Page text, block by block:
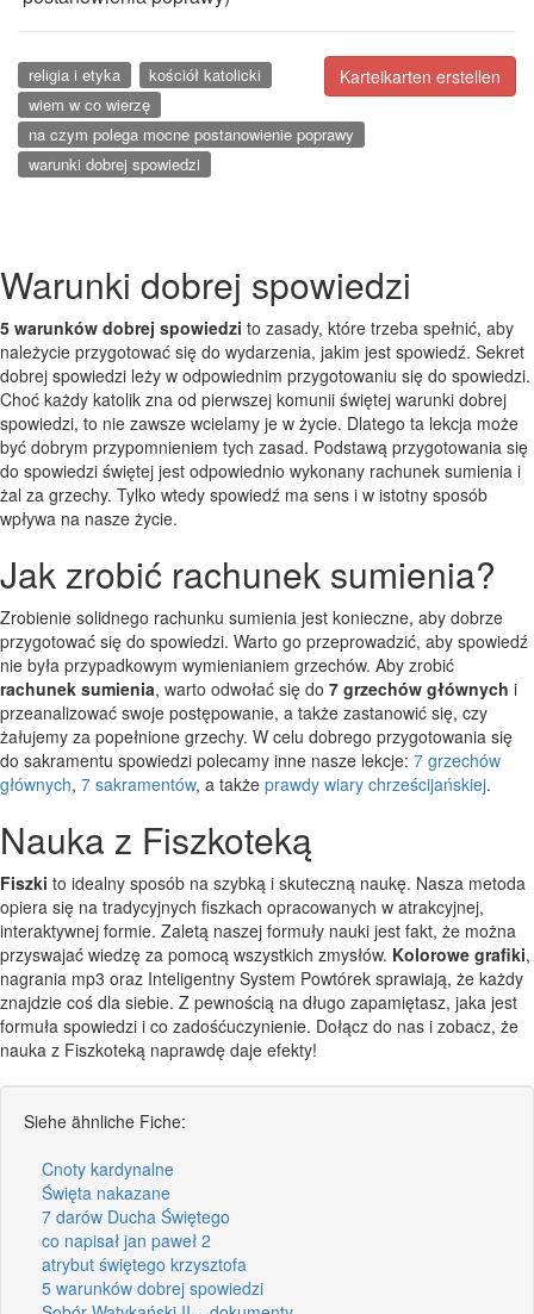
Karteikarten erstellen
religia i etyka
kościół katolicki
wiem w co wierzę
na czym polega mocne postanowienie poprawy
warunki dobrej spowiedzi
Warunki dobrej spowiedzi
5 warunków dobrej spowiedzi to zasady, które trzeba spełnić, aby
należycie przygotować się do wydarzenia, jakim jest spowiedź. Sekret
dobrej spowiedzi leży w odpowiednim przygotowaniu się do spowiedzi.
Choć każdy katolik zna od pierwszej komunii świętej warunki dobrej
spowiedzi, to nie zawsze wcielamy je w życie. Dlatego ta lekcja może
być dobrym przypomnieniem tych zasad. Podstawą przygotowania się
do spowiedzi świętej jest odpowiednio wykonany rachunek sumienia i
żal za grzechy. Tylko wtedy spowiedź ma sens i w istotny sposób
wpływa na nasze życie.
Jak zrobić rachunek sumienia?
Zrobienie solidnego rachunku sumienia jest konieczne, aby dobrze
przygotować się do spowiedzi. Warto go przeprowadzić, aby spowiedź
nie była przypadkowym wymienianiem grzechów. Aby zrobić
rachunek sumienia, warto odwołać się do 7 grzechów głównych i
przeanalizować swoje postępowanie, a także zastanowić się, czy
żałujemy za popełnione grzechy. W celu dobrego przygotowania się
do sakramentu spowiedzi polecamy inne nasze lekcje: 7 grzechów
głównych, 7 sakramentów, a także prawdy wiary chrześcijańskiej.
Nauka z Fiszkoteką
Fiszki to idealny sposób na szybką i skuteczną naukę. Nasza metoda
opiera się na tradycyjnych fiszkach opracowanych w atrakcyjnej,
interaktywnej formie. Zaletą naszej formuły nauki jest fakt, że można
przyswajać wiedzę za pomocą wszystkich zmysłów. Kolorowe grafiki,
nagrania mp3 oraz Inteligentny System Powtórek sprawiają, że każdy
znajdzie coś dla siebie. Z pewnością na długo zapamiętasz, jaka jest
formuła spowiedzi i co zadośćuczynienie. Dołącz do nas i zobacz, że
nauka z Fiszkoteką naprawdę daje efekty!
Siehe ähnliche Fiche:
Cnoty kardynalne
Święta nakazane
7 darów Ducha Świętego
co napisał jan paweł 2
atrybut świętego krzysztofa
5 warunków dobrej spowiedzi